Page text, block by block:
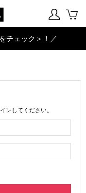
チェック＞！／
ンしてください。